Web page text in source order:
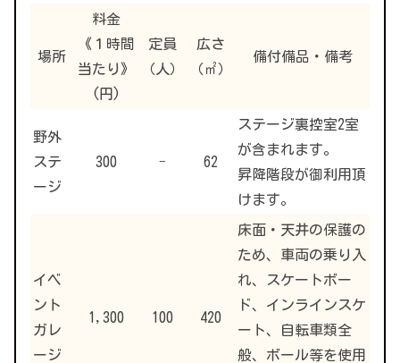
場所
料金
《１時間
当たり》
(円)
定員
（人）
広さ
（㎡）
備付備品・備考
野外
ステ
ージ
300 − 62
ステージ裏控室2室
が含まれます。
昇降階段が御利用頂
けます。
イベ
ント
ガレ
ージ
1,300 100 420
床面・天井の保護の
ため、車両の乗り入
れ、スケートボー
ド、インラインスケ
ート、自転車類全
般、ボール等を使用